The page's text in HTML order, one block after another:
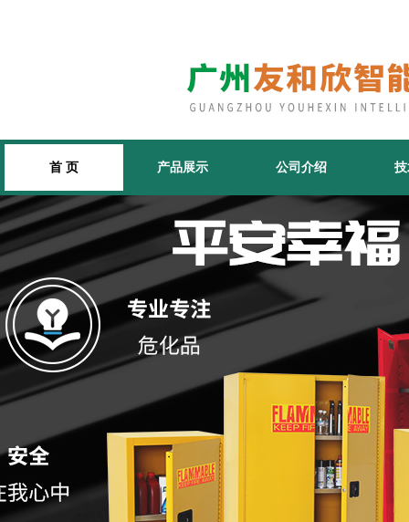
首 页 产品展示 公司介绍